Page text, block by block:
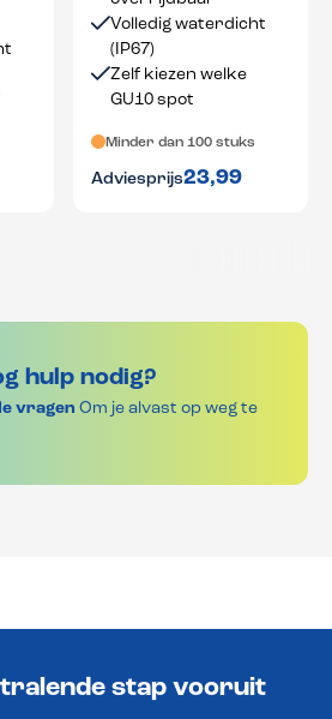
Volledig waterdicht
(IP67)
Zelf kiezen welke
GU10 spot
Minder dan 100 stuks
Adviesprijs23,99
hulp nodig?
vragen Om je alvast op weg te
stap vooruit